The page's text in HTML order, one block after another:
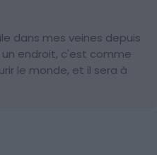
dans mes veines depuis
endroit, c'est comme
le monde, et il sera à